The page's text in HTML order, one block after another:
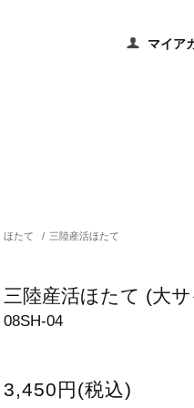
マイア
ほたて / 三陸産活ほたて
三陸産活ほたて (大
08SH-04
3,450円(税込)